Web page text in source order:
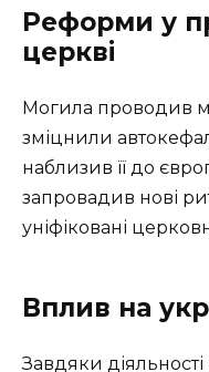
Реформи у
церкві
Могила проводив
зміцнили
наблизив її до
запровадив нові
уніфіковані
Вплив на
Завдяки